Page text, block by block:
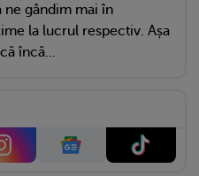
ne gândim mai în
la lucrul respectiv. Așa
încă...